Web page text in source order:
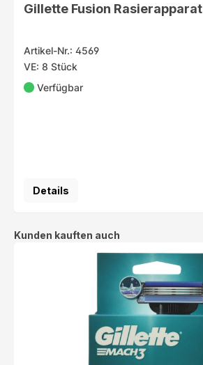
Gillette Fusion Rasierapparat
Artikel-Nr.: 4569
VE: 8 Stück
Verfügbar
Details
Produktgalerie überspringen
Kunden kauften auch